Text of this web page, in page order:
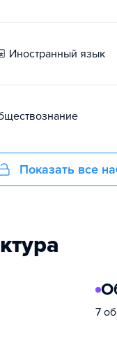
иностранный язык
Показать все
7